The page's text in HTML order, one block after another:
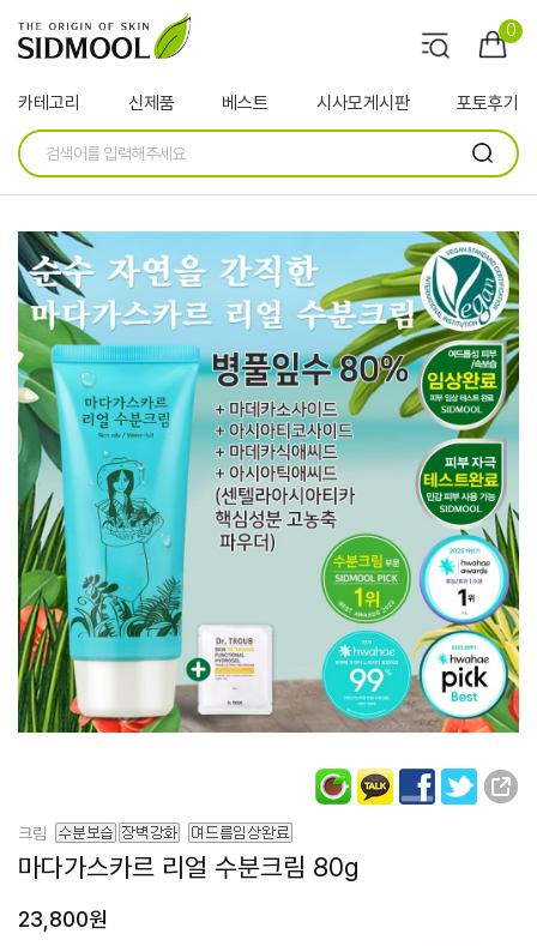
0
카테고리 신제품 베스트 시사모게시판 포토후기
크림
마다가스카르 리얼 수분크림 80g
23,800원